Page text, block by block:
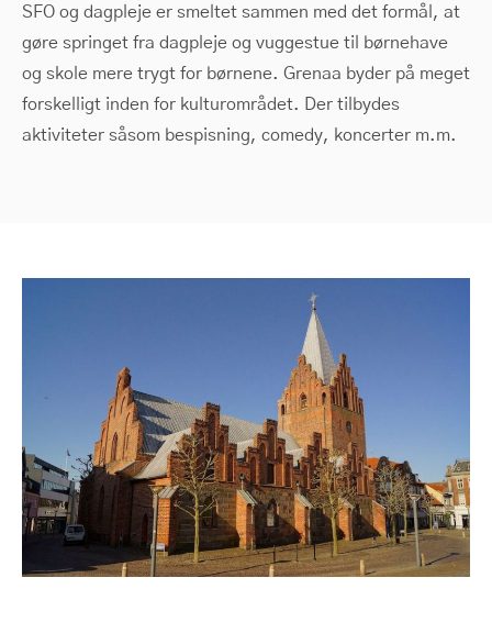
SFO og dagpleje er smeltet sammen med det formål, at
gøre springet fra dagpleje og vuggestue til børnehave
og skole mere trygt for børnene. Grenaa byder på meget
forskelligt inden for kulturområdet. Der tilbydes
aktiviteter såsom bespisning, comedy, koncerter m.m.